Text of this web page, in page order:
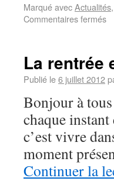
Marqué avecActualités,
Commentaires fermés
La rentrée
Publié le6 juillet 2012
Bonjour à
chaque
c’est vivre
moment
Continuer la